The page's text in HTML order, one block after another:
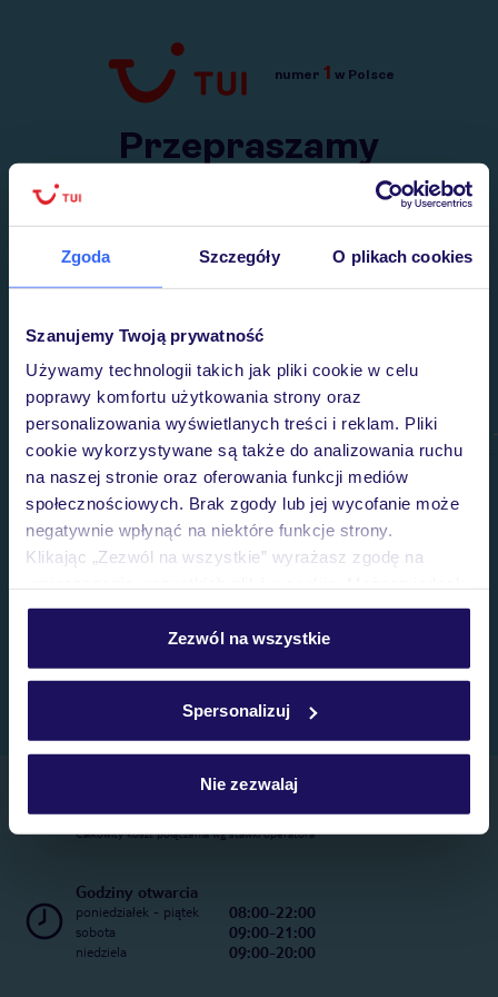
Zgoda Szczegóły O plikach cookies
Szanujemy Twoją prywatność
Używamy technologii takich jak pliki cookie w celu
poprawy komfortu użytkowania strony oraz
personalizowania wyświetlanych treści i reklam. Pliki
cookie wykorzystywane są także do analizowania ruchu
na naszej stronie oraz oferowania funkcji mediów
społecznościowych. Brak zgody lub jej wycofanie może
negatywnie wpłynąć na niektóre funkcje strony.
Klikając „Zezwól na wszystkie” wyrażasz zgodę na
personalizować swój wybór wchodząc w zakładkę
Szczegółowe informacje o plikach cookie znajdziesz
Zezwól na wszystkie
Spersonalizuj
Nie zezwalaj
Przejdź do TUI.pl
numer 1 w Polsce
Przepraszamy
Wysłaliśmy nasz serwis na krótkie wakacje.
Telefoniczne Centrum Rezerwacji
22 270 31 20
Całkowity koszt połączenia wg stawki operatora
Godziny otwarcia
poniedziałek - piątek 08:00-22:00
sobota 09:00-21:00
niedziela 09:00-20:00